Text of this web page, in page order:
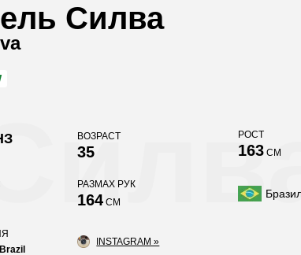
Силва
ВОЗРАСТ
35
РОСТ
163СМ
РАЗМАХ РУК
164 СМ
INSTAGRAM »